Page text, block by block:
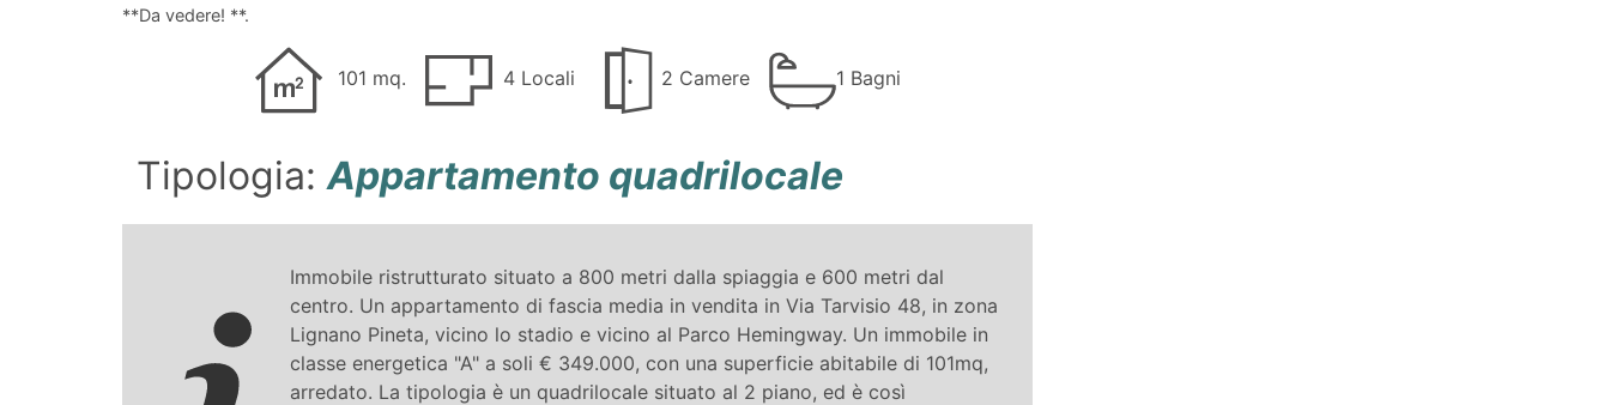
**Da vedere! **.
101 mq. 4 Locali 2 Camere 1 Bagni
Tipologia:Appartamento quadrilocale
Immobile ristrutturato situato a 800 metri dalla spiaggia e 600 metri dal
centro. Un appartamento di fascia media in vendita in Via Tarvisio 48, in zona
Lignano Pineta, vicino lo stadio e vicino al Parco Hemingway. Un immobile in
classe energetica "A" a soli € 349.000, con una superficie abitabile di 101mq,
arredato. La tipologia è un quadrilocale situato al 2 piano, ed è così